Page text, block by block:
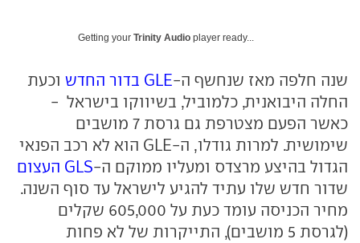
Getting your Trinity Audio player ready...
שנה חלפה מאז שנחשף ה-GLE בדור החדש
וכעת
החלה היבואנית, כלמוביל, בשיווקו בישראל -
כאשר הפעם מצטרפת גם גרסת 7 מושבים
שימושית. למרות גודלו, ה-GLE הוא לא רכב הפנאי
הגדול בהיצע מרצדס ומעליו ממוקם ה-GLS העצום
שדור חדש שלו עתיד להגיע לישראל עד סוף השנה.
מחיר הכניסה עומד כעת על 605,000 שקלים
(לגרסת 5 מושבים), התייקרות של לא פחות